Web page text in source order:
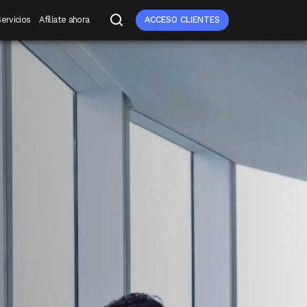
Afíliate ahora ACCESO CLIENTES